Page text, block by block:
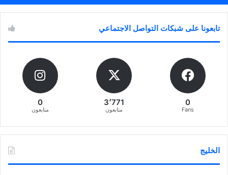
تابعونا على شبكات التواصل الاجتماعي
0
Fans
3٬771
متابعون
0
متابعون
الخليج